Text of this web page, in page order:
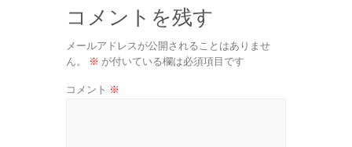
コメントを残す
メールアドレスが公開されることはありませ
ん。
※ が付いている欄は必須項目です
コメント ※